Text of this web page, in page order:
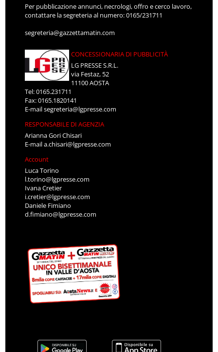
Per pubblicazione annunci, necrologi, offro e cerco lavoro,
contattare la segreteria al numero: 0165/231711
segreteria@gazzettamatin.com
CONCESSIONARIA DI PUBBLICITÀ
LG PRESSE S.R.L.
via Festaz, 52
11100 AOSTA
Tel: 0165.231711
Fax: 0165.1820141
E-mailsegreteria@lgpresse.com
RESPONSABILE DI AGENZIA
Arianna Gori Chisari
E-maila.chisari@lgpresse.com
Account
Luca Torino
l.torino@lgpresse.com
Ivana Cretier
i.cretier@lgpresse.com
Daniele Fimiano
d.fimiano@lgpresse.com